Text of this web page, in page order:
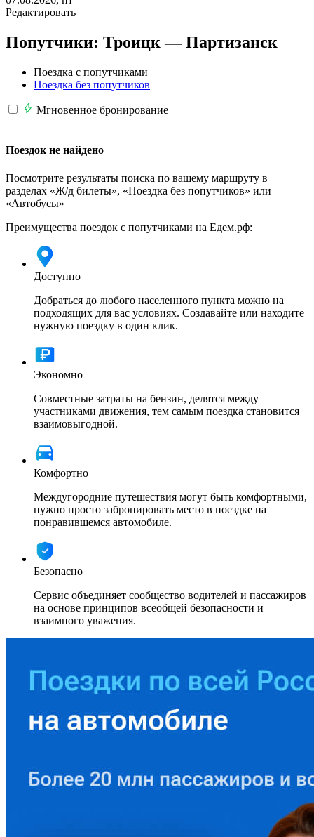
Редактировать
Попутчики: Троицк —Партизанск
Поездка с попутчиками
Поездка без попутчиков
Мгновенное бронирование
Поездок не найдено
Посмотрите результаты поиска по вашему маршруту в
разделах «Ж/д билеты», «Поездка без попутчиков» или
«Автобусы»
Преимущества поездок с попутчиками на Едем.рф:
Доступно
Добраться до любого населенного пункта можно на
подходящих для вас условиях. Создавайте или находите
нужную поездку в один клик.
Экономно
Совместные затраты на бензин, делятся между
участниками движения, тем самым поездка становится
взаимовыгодной.
Комфортно
Междугородние путешествия могут быть комфортными,
нужно просто забронировать место в поездке на
понравившемся автомобиле.
Безопасно
Сервис объединяет сообщество водителей и пассажиров
на основе принципов всеобщей безопасности и
взаимного уважения.